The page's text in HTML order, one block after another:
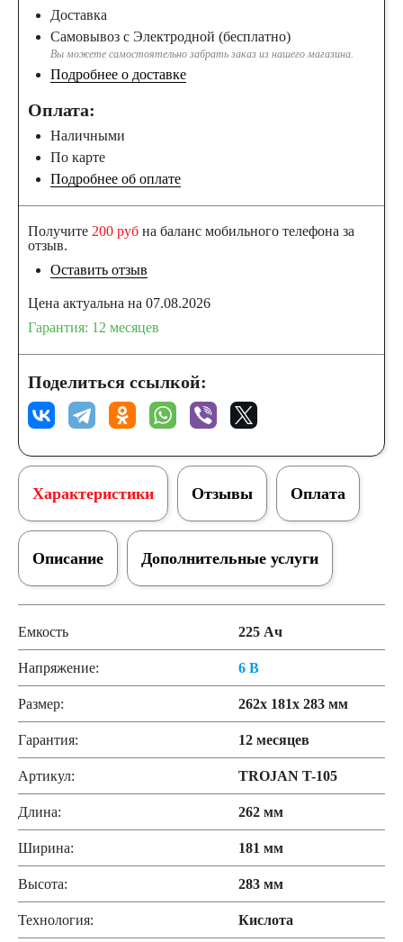
Доставка
Самовывоз с Электродной (бесплатно)
Вы можете самостоятельно забрать заказ из нашего магазина.
Подробнее о доставке
Оплата:
Наличными
По карте
Подробнее об оплате
Получите 200 руб на баланс мобильного телефона за
отзыв.
Оставить отзыв
Цена актуальна на 07.08.2026
Гарантия: 12 месяцев
Поделиться ссылкой:
Характеристики
Дополнительные услуги
Отзывы Оплата
Описание
Емкость 225 Ач
Напряжение: 6 В
Размер: 262x 181x 283 мм
Гарантия: 12 месяцев
Артикул: TROJAN T-105
Длина: 262 мм
Ширина: 181 мм
Высота: 283 мм
Технология: Кислота